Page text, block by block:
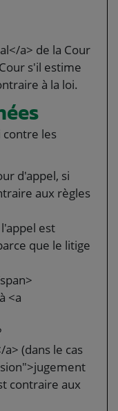
a> de la Cour
s'il estime
à la loi.
les
d'appel, si
aux règles
est
que le litige
<a
(dans le cas
contraire aux